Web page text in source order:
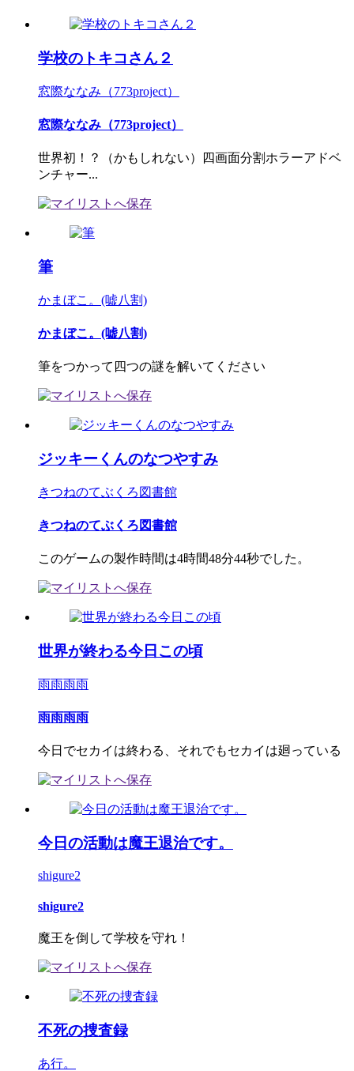
学校のトキコさん２
窓際ななみ（773project）
窓際ななみ（773project）
世界初！？（かもしれない）四画面分割ホラーアドベ
ンチャー...
筆
かまぼこ。(嘘八割)
かまぼこ。(嘘八割)
筆をつかって四つの謎を解いてください
ジッキーくんのなつやすみ
きつねのてぶくろ図書館
きつねのてぶくろ図書館
このゲームの製作時間は4時間48分44秒でした。
世界が終わる今日この頃
雨雨雨雨
雨雨雨雨
今日でセカイは終わる、それでもセカイは廻っている
今日の活動は魔王退治です。
shigure2
shigure2
魔王を倒して学校を守れ！
不死の捜査録
あ行。